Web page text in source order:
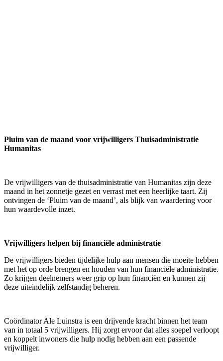
Pluim van de maand voor vrijwilligers Thuisadministratie
Humanitas
De vrijwilligers van de thuisadministratie van Humanitas zijn deze
maand in het zonnetje gezet en verrast met een heerlijke taart. Zij
ontvingen de ‘Pluim van de maand’, als blijk van waardering voor
hun waardevolle inzet.
Vrijwilligers helpen bij financiële administratie
De vrijwilligers bieden tijdelijke hulp aan mensen die moeite hebben
met het op orde brengen en houden van hun financiële administratie.
Zo krijgen deelnemers weer grip op hun financiën en kunnen zij
deze uiteindelijk zelfstandig beheren.
Coördinator Ale Luinstra is een drijvende kracht binnen het team
van in totaal 5 vrijwilligers. Hij zorgt ervoor dat alles soepel verloopt
en koppelt inwoners die hulp nodig hebben aan een passende
vrijwilliger.